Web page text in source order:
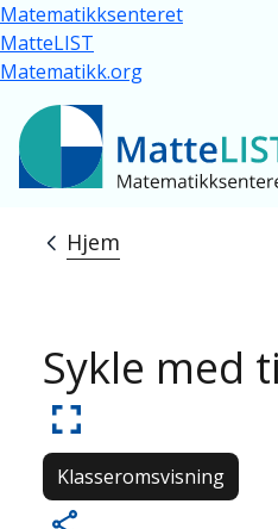
Hopp til hovedinnhold
Matematikksenteret
MatteLIST
Matematikk.org
Hjem
Sykle med
Klasseromsvisning